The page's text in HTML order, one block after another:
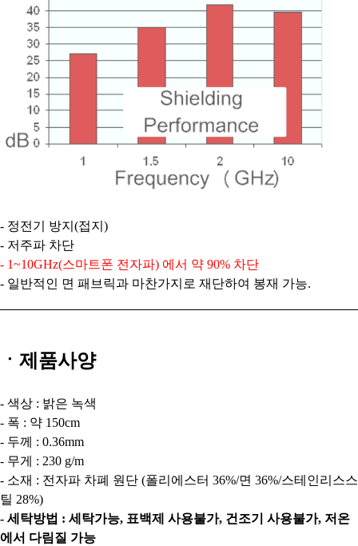
- 정전기 방지(접지)
- 저주파 차단
- 1~10GHz(스마트폰 전자파) 에서 약 90% 차단
- 일반적인 면 패브릭과 마찬가지로 재단하여 봉재 가능.
ㆍ제품사양
- 색상 : 밝은 녹색
- 폭 : 약 150cm
- 두께 : 0.36mm
- 무게 : 230 g/m
- 소재 : 전자파 차폐 원단 (폴리에스터 36%/면 36%/스테인리스스
틸 28%)
- 세탁방법 : 세탁가능, 표백제 사용불가, 건조기 사용불가, 저온
에서 다림질 가능